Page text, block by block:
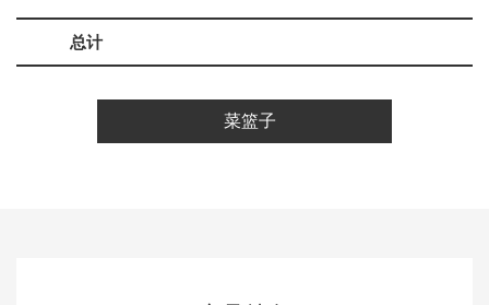
总计
菜篮子